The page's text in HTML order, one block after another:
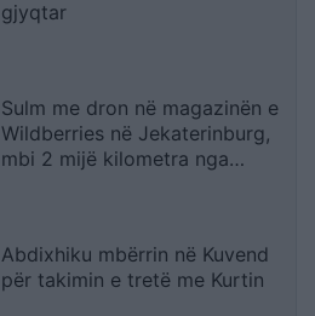
gjyqtar
Sulm me dron në magazinën e
Wildberries në Jekaterinburg,
mbi 2 mijë kilometra nga
Abdixhiku mbërrin në Kuvend
për takimin e tretë me Kurtin